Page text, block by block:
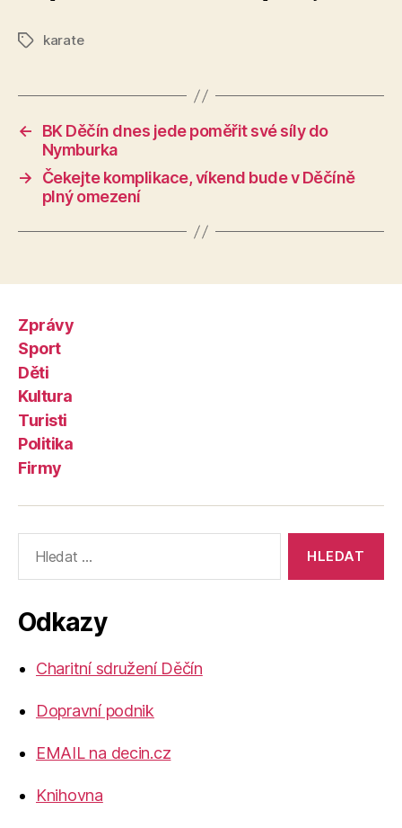
Štítkykarate
←
BK Děčín dnes jede poměřit své síly do
Nymburka
→
Čekejte komplikace, víkend bude v Děčíně
plný omezení
Zprávy
Sport
Děti
Kultura
Turisti
Politika
Firmy
vyhledávání:
Odkazy
Charitní sdružení Děčín
Dopravní podnik
EMAIL na decin.cz
Knihovna